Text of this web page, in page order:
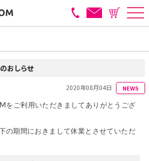
おしらせ
2020年08月04日 NEWS
をご利用いただきましてありがとうござ
の期間におきまして休業とさせていただ